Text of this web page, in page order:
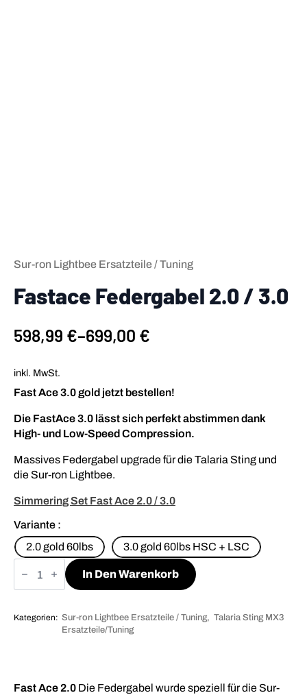
Sur-ron Lightbee Ersatzteile / Tuning
Fastace Federgabel 2.0 / 3.0
598,99 €–699,00 €
inkl. MwSt.
Fast Ace 3.0 gold jetzt bestellen!
Die FastAce 3.0 lässt sich perfekt abstimmen dank
High- und Low-Speed Compression.
Massives Federgabel upgrade für die Talaria Sting und
die Sur-ron Lightbee.
Simmering Set Fast Ace 2.0 / 3.0
Variante
2.0 gold 60lbs
3.0 gold 60lbs HSC + LSC
Fastace
Federgabel
Menge
In Den Warenkorb
Kategorien: Sur-ron Lightbee Ersatzteile / Tuning
Talaria Sting MX3
Ersatzteile/Tuning
Fast Ace 2.0 Die Federgabel wurde speziell für die Sur-